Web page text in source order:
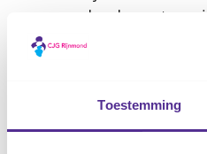
Toestemming
onder de voet
platvoeten of
door een